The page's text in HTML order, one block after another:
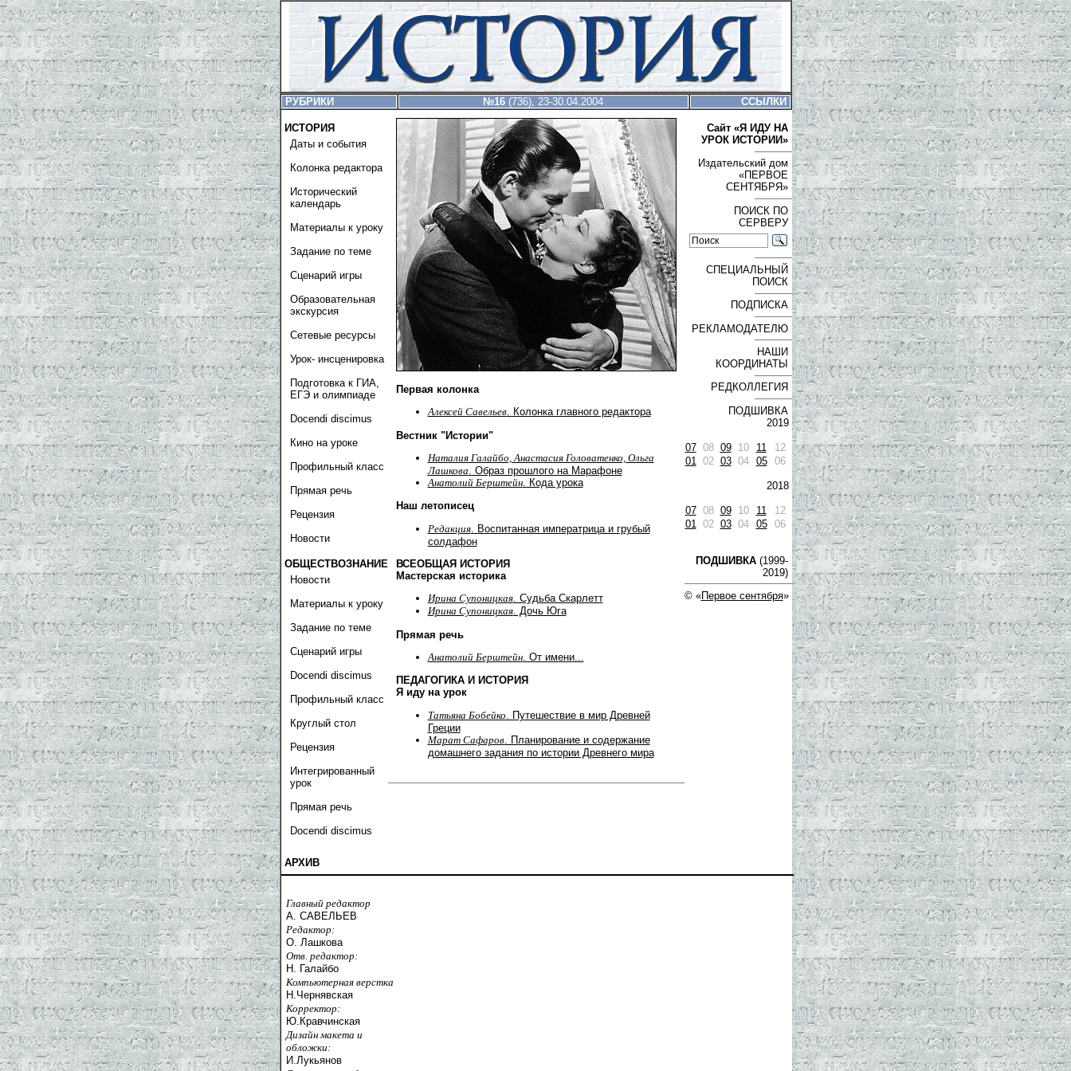
РУБРИКИ №16 (736), 23-30.04.2004 ССЫЛКИ
ИСТОРИЯ
Даты и события
Колонка редактора
Исторический
календарь
Материалы к уроку
Задание по теме
Сценарий игры
Образовательная
экскурсия
Сетевые ресурсы
Урок- инсценировка
Подготовка к ГИА,
ЕГЭ и олимпиаде
Docendi discimus
Кино на уроке
Профильный класс
Прямая речь
Рецензия
Новости
ОБЩЕСТВОЗНАНИЕ
Новости
Материалы к уроку
Задание по теме
Сценарий игры
Docendi discimus
Профильный класс
Круглый стол
Рецензия
Интегрированный
урок
Прямая речь
Docendi discimus
АРХИВ
Первая колонка
Алексей Савельев. Колонка главного редактора
Вестник "Истории"
Наталия Галайбо, Анастасия Головатенко, Ольга
Лашкова . Образ прошлого на Марафоне
Анатолий Берштейн. Кода урока
Наш летописец
Редакция. Воспитанная императрица и грубый
солдафон
ВСЕОБЩАЯ ИСТОРИЯ
Мастерская историка
Ирина Супоницкая. Судьба Скарлетт
Ирина Супоницкая. Дочь Юга
Прямая речь
Анатолий Берштейн. От имени...
ПЕДАГОГИКА И ИСТОРИЯ
Я иду на урок
Татьяна Бобейко . Путешествие в мир Древней
Греции
Марат Сафаров. Планирование и содержание
домашнего задания по истории Древнего мира
Сайт «Я ИДУ НА
УРОК ИСТОРИИ»
Издательский дом
«ПЕРВОЕ
СЕНТЯБРЯ»
ПОИСК ПО
СЕРВЕРУ
СПЕЦИАЛЬНЫЙ
ПОИСК
ПОДПИСКА
РЕКЛАМОДАТЕЛЮ
НАШИ
КООРДИНАТЫ
РЕДКОЛЛЕГИЯ
ПОДШИВКА
2019
07 08 09 10 11
12
01
02 03 04 05 06
2018
07 08 09 10 11
12
01
02 03 04 05 06
ПОДШИВКА(1999-
2019)
© «Первое сентября»
Главный редактор
А. САВЕЛЬЕВ
Редактор:
О. Лашкова
Отв. редактор:
Н. Галайбо
Компьютерная верстка
Н.Чернявская
Корректор:
Ю.Кравчинская
Дизайн макета и
обложки:
И.Лукьянов